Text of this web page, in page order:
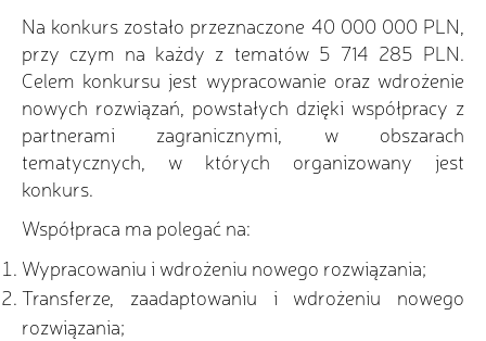
Na konkurs zostało przeznaczone 40 000 000 PLN,
przy czym na każdy z tematów 5 714 285 PLN.
Celem konkursu jest wypracowanie oraz wdrożenie
nowych rozwiązań, powstałych dzięki współpracy z
partnerami zagranicznymi, w obszarach
tematycznych, w których organizowany jest
konkurs.
Współpraca ma polegać na:
Wypracowaniu i wdrożeniu nowego rozwiązania;
Transferze, zaadaptowaniu i wdrożeniu nowego
rozwiązania;